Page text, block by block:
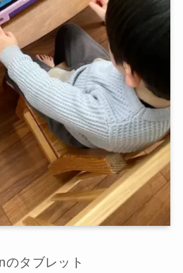
のタブレット